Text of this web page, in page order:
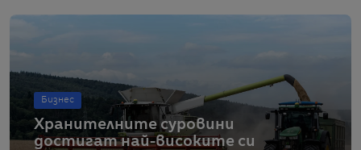
Бизнес
Хранителните суровини
достигат най-високите си